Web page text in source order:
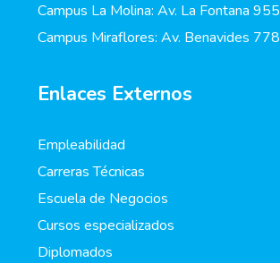
Campus La Molina: Av. La Fontana 955
Campus Miraflores: Av. Benavides 778
Enlaces Externos
Empleabilidad
Carreras Técnicas
Escuela de Negocios
Cursos especializados
Diplomados